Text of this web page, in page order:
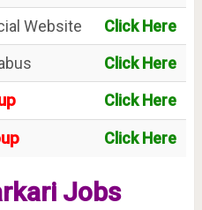
Website
Click Here
Click Here
Click Here
Click Here
Jobs